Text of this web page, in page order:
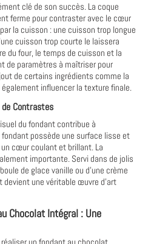
clé de son succès. La coque
ferme pour contraster avec le cœur
la cuisson : une cuisson trop longue
cuisson trop courte le laissera
du four, le temps de cuisson et la
de paramètres à maîtriser pour
de certains ingrédients comme la
influencer la texture finale.
de Contrastes
du fondant contribue à
possède une surface lisse et
cœur coulant et brillant. La
importante. Servi dans de jolis
de glace vanille ou d'une crème
devient une véritable œuvre d'art
Chocolat Intégral : Une